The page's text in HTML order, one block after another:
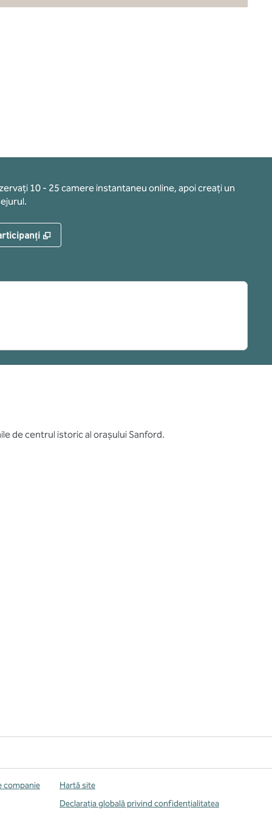
10 - 25 camere instantaneu online, apoi creați un
,
de centrul istoric al orașului Sanford.
companie
Hartă site
Declarația globală privind confidenţialitatea